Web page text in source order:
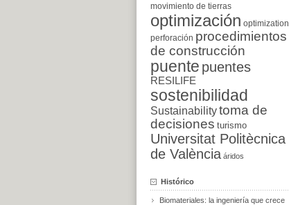
movimiento de tierras
optimización optimization
perforación procedimientos
de construcción
puente puentes
RESILIFE
sostenibilidad
Sustainabilitytoma de
decisiones turismo
Universitat Politècnica
de València áridos
Histórico
Biomateriales: la ingeniería que crece